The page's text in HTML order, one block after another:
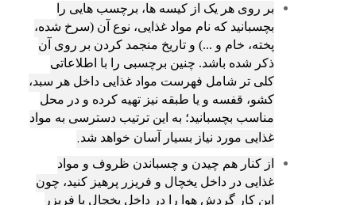
بر روی هر یک از کیسه ها، برچسب هایی را
بچسبانید که نام مواد غذایی، نوع آن (سرخ شده،
پخته، خام و ...) و تاریخ منجمد کردن بر روی آن
ذکر شده باشد. چنین برچسبی را با اطلاعاتی
کلی تر شامل فهرست مواد غذایی داخل هر سبد،
کشو، قفسه و یا طبقه نیز تهیه کرده و در محل
مناسب بچسبانید؛ به این ترتیب دسترسی به مواد
غذایی مورد نیاز بسیار آسان خواهد شد.
از کنار هم چیدن و چسباندن ظروف و مواد
غذایی در داخل یخچال و فریزر پرهیز کنید، چون
این کار گردش هوا را در داخل یخچال یا فریزر